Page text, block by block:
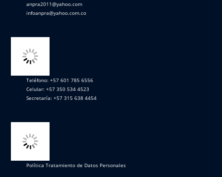
anpra2011@yahoo.com
infoanpra@yahoo.com.co
Teléfono: +57 601 785 6556
Celular: +57 350 534 4523
Secretaría: +57 315 638 4454
Política Tratamiento de Datos Personales